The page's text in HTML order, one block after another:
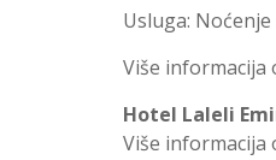
Usluga:
Više informacija
Hotel Laleli
Više informacija